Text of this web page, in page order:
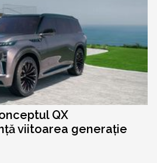
QX
viitoarea generație